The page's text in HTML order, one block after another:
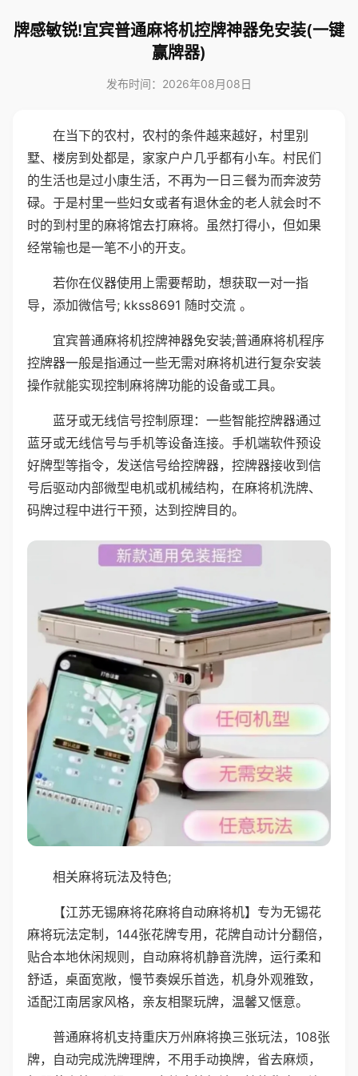
牌感敏锐!宜宾普通麻将机控牌神器免安装(一键
赢牌器)
发布时间：2026年08月08日
在当下的农村，农村的条件越来越好，村里别
墅、楼房到处都是，家家户户几乎都有小车。村民们
的生活也是过小康生活，不再为一日三餐为而奔波劳
碌。于是村里一些妇女或者有退休金的老人就会时不
时的到村里的麻将馆去打麻将。虽然打得小，但如果
经常输也是一笔不小的开支。
若你在仪器使用上需要帮助，想获取一对一指
导，添加微信号; kkss8691 随时交流 。
宜宾普通麻将机控牌神器免安装;普通麻将机程序
控牌器一般是指通过一些无需对麻将机进行复杂安装
操作就能实现控制麻将牌功能的设备或工具。
蓝牙或无线信号控制原理：一些智能控牌器通过
蓝牙或无线信号与手机等设备连接。手机端软件预设
好牌型等指令，发送信号给控牌器，控牌器接收到信
号后驱动内部微型电机或机械结构，在麻将机洗牌、
码牌过程中进行干预，达到控牌目的。
相关麻将玩法及特色;
【江苏无锡麻将花麻将自动麻将机】专为无锡花
麻将玩法定制，144张花牌专用，花牌自动计分翻倍，
贴合本地休闲规则，自动麻将机静音洗牌，运行柔和
舒适，桌面宽敞，慢节奏娱乐首选，机身外观雅致，
适配江南居家风格，亲友相聚玩牌，温馨又惬意。
普通麻将机支持重庆万州麻将换三张玩法，108张
牌，自动完成洗牌理牌，不用手动换牌，省去麻烦，